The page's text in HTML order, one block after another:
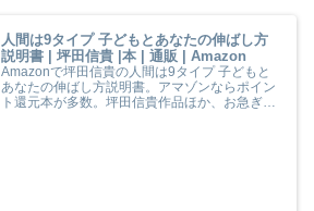
人間は9タイプ 子どもとあなたの伸ばし方
説明書 | 坪田信貴 |本 | 通販 | Amazon
Amazonで坪田信貴の人間は9タイプ 子どもと
あなたの伸ばし方説明書。アマゾンならポイン
ト還元本が多数。坪田信貴作品ほか、お急ぎ便